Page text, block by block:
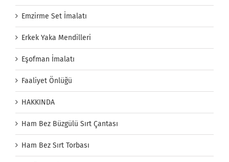
Emzirme Set İmalatı
Erkek Yaka Mendilleri
Eşofman İmalatı
Faaliyet Önlüğü
HAKKINDA
Ham Bez Büzgülü Sırt Çantası
Ham Bez Sırt Torbası